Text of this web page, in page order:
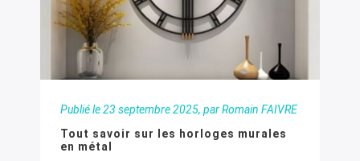
Publié le23 septembre 2025, par Romain FAIVRE
Tout savoir sur les horloges murales
en métal